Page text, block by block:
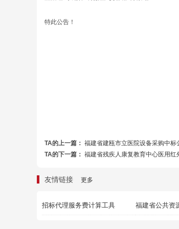
特此公告！
TA的上一篇： 福建省建瓯市立医院设备采购中标
TA的下一篇： 福建省残疾人康复教育中心医用
友情链接 更多
招标代理服务费计算工具 福建省公共资